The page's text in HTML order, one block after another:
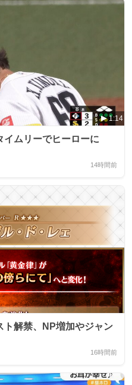
1:14
イムリーでヒーローに
14時間前
ト解禁、NP増加やジャン
16時間前